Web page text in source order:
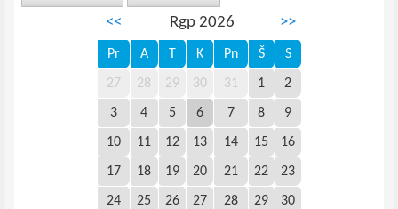
<<
Rgp 2026 >>
Pr A T K Pn Š S
27 28 29 30 31 1 2
3 4 5 6 7 8 9
10 11 12 13 14 15 16
17 18 19 20 21 22 23
24 25 26 27 28 29 30